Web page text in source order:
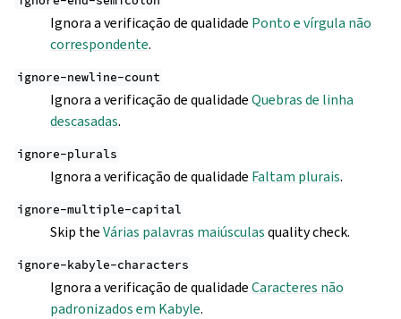
Ignora a verificação de qualidade Ponto e vírgula não
correspondente.
ignore-newline-count
Ignora a verificação de qualidadeQuebras de linha
descasadas.
ignore-plurals
Ignora a verificação de qualidade Faltam plurais.
ignore-multiple-capital
Skip theVárias palavras maiúsculasquality check.
ignore-kabyle-characters
Ignora a verificação de qualidadeCaracteres não
padronizados em Kabyle.